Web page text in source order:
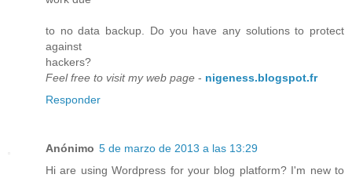
to no data backup. Do you have any solutions to protect
against
hackers?
Feel free to visit my web page - nigeness.blogspot.fr
Responder
Anónimo 5 de marzo de 2013 a las 13:29
Hi are using Wordpress for your blog platform? I'm new to